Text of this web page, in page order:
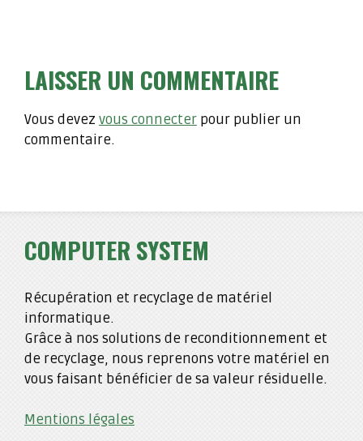
LAISSER UN COMMENTAIRE
Vous devez vous connecter pour publier un
commentaire.
COMPUTER SYSTEM
Récupération et recyclage de matériel
informatique.
Grâce à nos solutions de reconditionnement et
de recyclage, nous reprenons votre matériel en
vous faisant bénéficier de sa valeur résiduelle.
Mentions légales